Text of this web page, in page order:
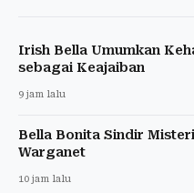
Irish Bella Umumkan
sebagai Keajaiban
9 jam lalu
Bella Bonita Sindir
Warganet
10 jam lalu